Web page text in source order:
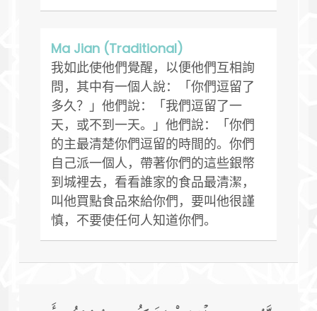
Ma Jian (Traditional)
我如此使他們覺醒，以便他們互相詢
問，其中有一個人說：「你們逗留了
多久？」他們說：「我們逗留了一
天，或不到一天。」他們說：「你們
的主最清楚你們逗留的時間的。你們
自己派一個人，帶著你們的這些銀幣
到城裡去，看看誰家的食品最清潔，
叫他買點食品來給你們，要叫他很謹
慎，不要使任何人知道你們。